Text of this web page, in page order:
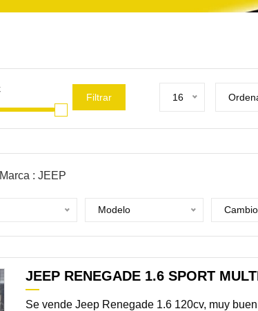
Filtrar 16
Marca : JEEP
Modelo Cambio
JEEP RENEGADE 1.6 SPORT
Se vende Jeep Renegade 1.6 120cv, muy